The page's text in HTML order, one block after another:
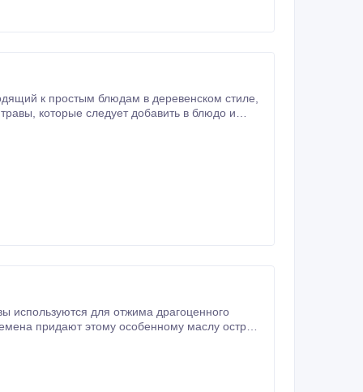
используются для отжима драгоценного
придают этому особенному маслу оcтрый